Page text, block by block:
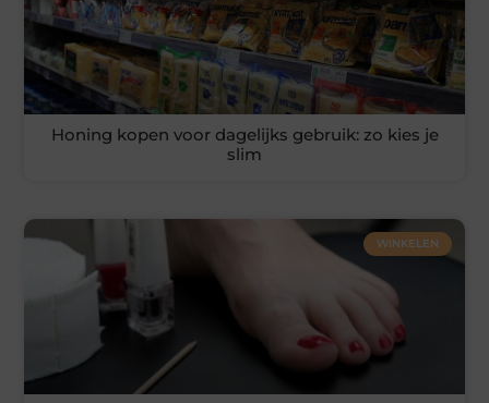
Honing kopen voor dagelijks gebruik: zo kies je
slim
WINKELEN